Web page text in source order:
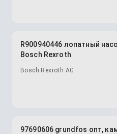
R900940446 лопатный
Bosch Rexroth
Bosch Rexroth AG
97690606 grundfos опт,